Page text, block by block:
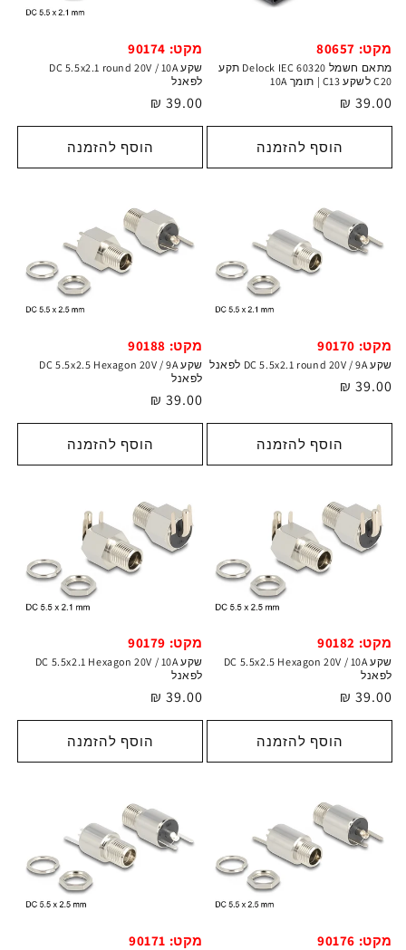
מקט: 80657
מתאם חשמל Delock IEC 60320 תקע
C20 לשקע C13 | תומך 10A
מחיר
רגיל
39.00 ₪
הוסף להזמנה
מקט: 90174
שקע DC 5.5x2.1 round 20V / 10A
לפאנל
מחיר
רגיל
39.00 ₪
הוסף להזמנה
מקט: 90170
שקע DC 5.5x2.1 round 20V / 9A לפאנל
מחיר
39.00 ₪
הוסף להזמנה
מקט: 90188
שקע DC 5.5x2.5 Hexagon 20V / 9A
לפאנל
מחיר
רגיל
39.00 ₪
הוסף להזמנה
מקט: 90182
שקע DC 5.5x2.5 Hexagon 20V / 10A
לפאנל
מחיר
רגיל
39.00 ₪
הוסף להזמנה
מקט: 90179
שקע DC 5.5x2.1 Hexagon 20V / 10A
לפאנל
מחיר
רגיל
39.00 ₪
הוסף להזמנה
מקט: 90176 מקט: 90171